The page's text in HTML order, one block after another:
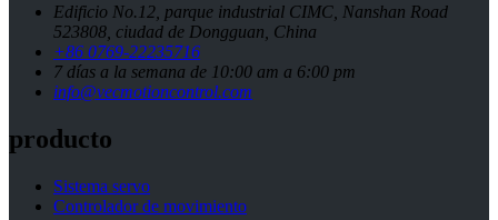
Edificio No.12, parque industrial CIMC, Nanshan Road
523808, ciudad de Dongguan, China
+86 0769-22235716
7 días a la semana de 10:00 am a 6:00 pm
info@vecmotioncontrol.com
producto
Sistema servo
Controlador de movimiento